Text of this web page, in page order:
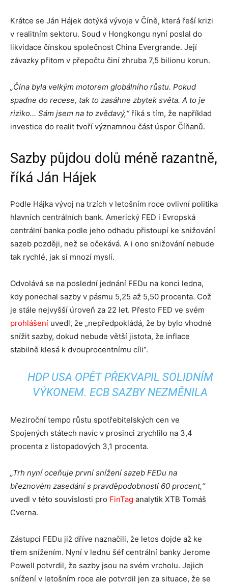
Krátce se Ján Hájek dotýká vývoje v Číně, která řeší krizi
v realitním sektoru. Soud v Hongkongu nyní poslal do
likvidace čínskou společnost China Evergrande. Její
závazky přitom v přepočtu činí zhruba 7,5 bilionu korun.
„Čína byla velkým motorem globálního růstu. Pokud
spadne do recese, tak to zasáhne zbytek světa. A to je
riziko… Sám jsem na to zvědavý,“říká s tím, že například
investice do realit tvoří významnou část úspor Číňanů.
Sazby půjdou dolů méně razantně,
říká Ján Hájek
Podle Hájka vývoj na trzích v letošním roce ovlivní politika
hlavních centrálních bank. Americký FED i Evropská
centrální banka podle jeho odhadu přistoupí ke snižování
sazeb později, než se očekává. A i ono snižování nebude
tak rychlé, jak si mnozí myslí.
Odvolává se na poslední jednání FEDu na konci ledna,
kdy ponechal sazby v pásmu 5,25 až 5,50 procenta. Což
je stále nejvyšší úroveň za 22 let. Přesto FED ve svém
prohlášení uvedl, že „nepředpokládá, že by bylo vhodné
snížit sazby, dokud nebude větší jistota, že inflace
stabilně klesá k dvouprocentnímu cíli“.
HDP USA OPĚT PŘEKVAPIL SOLIDNÍM
VÝKONEM. ECB SAZBY NEZMĚNILA
Meziroční tempo růstu spotřebitelských cen ve
Spojených státech navíc v prosinci zrychlilo na 3,4
procenta z listopadových 3,1 procenta.
„Trh nyní oceňuje první snížení sazeb FEDu na
březnovém zasedání s pravděpodobností 60 procent,“
uvedl v této souvislosti pro FinTag analytik XTB Tomáš
Cverna.
Zástupci FEDu již dříve naznačili, že letos dojde až ke
třem snížením. Nyní v lednu šéf centrální banky Jerome
Powell potvrdil, že sazby jsou na svém vrcholu. Jejich
snížení v letošním roce ale potvrdil jen za situace, že se